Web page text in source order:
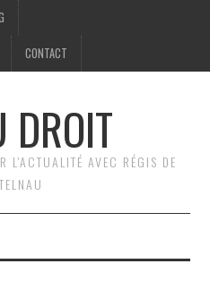
CONTACT
L'ACTUALITÉ AVEC RÉGIS DE